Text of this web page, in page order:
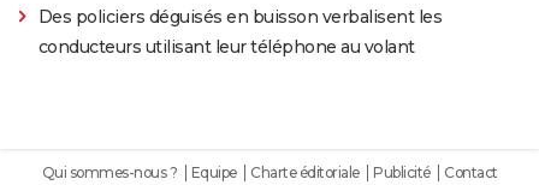
Des policiers déguisés en buisson verbalisent les
conducteurs utilisant leur téléphone au volant
Qui sommes-nous ? Equipe Charte éditoriale Publicité
Contact